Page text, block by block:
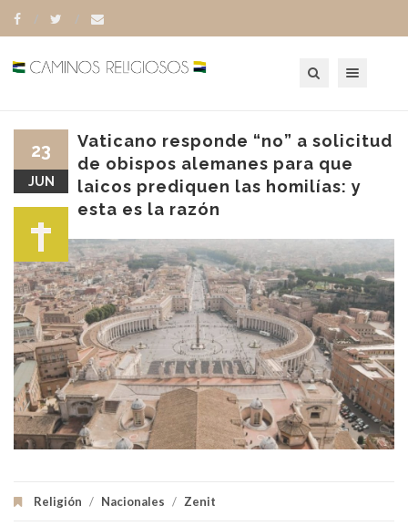
Vaticano responde “no” a solicitud
de obispos alemanes para que
laicos prediquen las homilías: y
esta es la razón
Religión / Nacionales / Zenit
23
JUN